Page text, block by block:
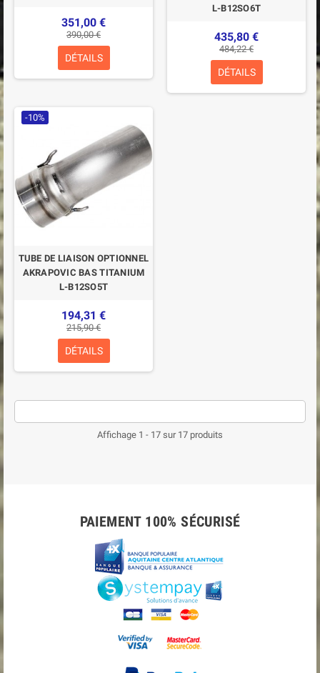
351,00 €
390,00 €
DÉTAILS
L-B12SO6T
435,80 €
484,22 €
DÉTAILS
-10%
TUBE DE LIAISON OPTIONNEL
AKRAPOVIC BAS TITANIUM
L-B12SO5T
194,31 €
215,90 €
DÉTAILS
Affichage 1 - 17 sur 17 produits
PAIEMENT 100% SÉCURISÉ